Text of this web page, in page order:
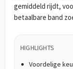
gemiddeld rijdt,
betaalbare band
HIGHLIGHTS
Voordelige